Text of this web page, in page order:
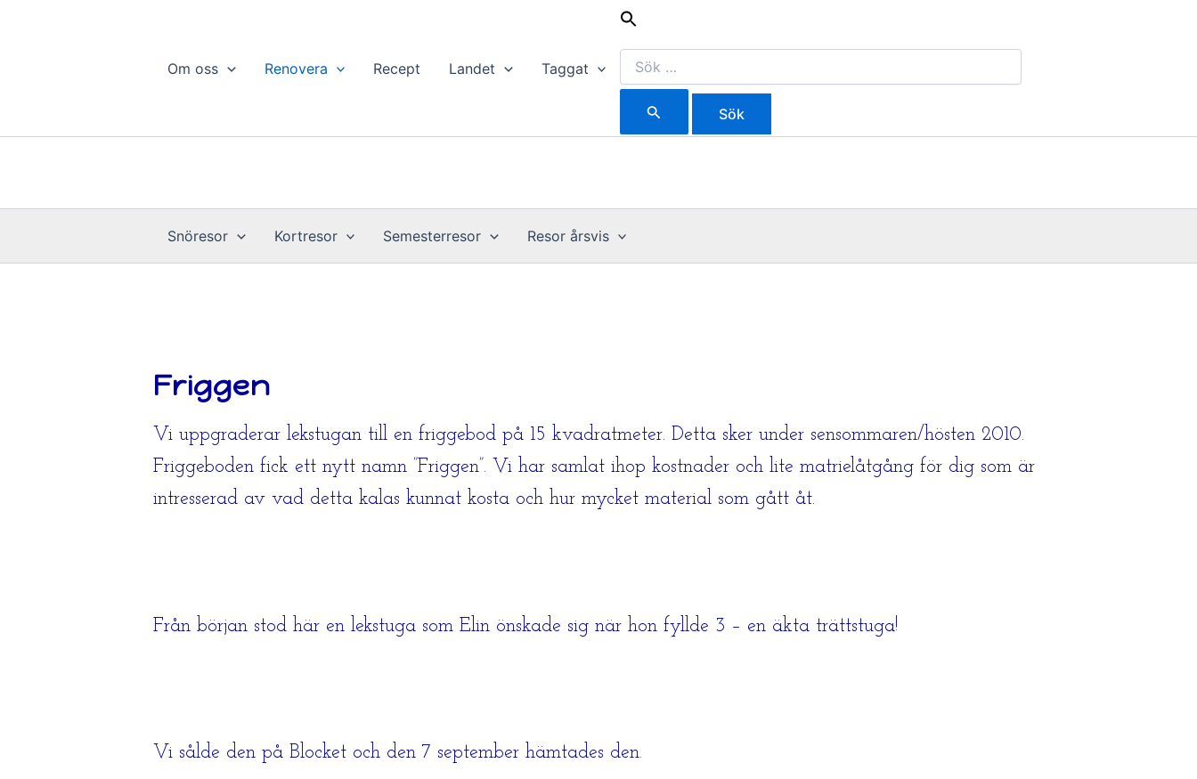
Om oss Renovera Recept Landet Taggat
Sök
efter:
Snöresor Kortresor Semesterresor Resor årsvis
Friggen
Vi uppgraderar lekstugan till en friggebod på 15 kvadratmeter. Detta sker under sensommaren/hösten 2010.
Friggeboden fick ett nytt namn ”Friggen”. Vi har samlat ihop kostnader och lite matrielåtgång för dig som är
intresserad av vad detta kalas kunnat kosta och hur mycket material som gått åt.
Från början stod här en lekstuga som Elin önskade sig när hon fyllde 3 – en äkta trättstuga!
Vi sålde den på Blocket och den 7 september hämtades den.